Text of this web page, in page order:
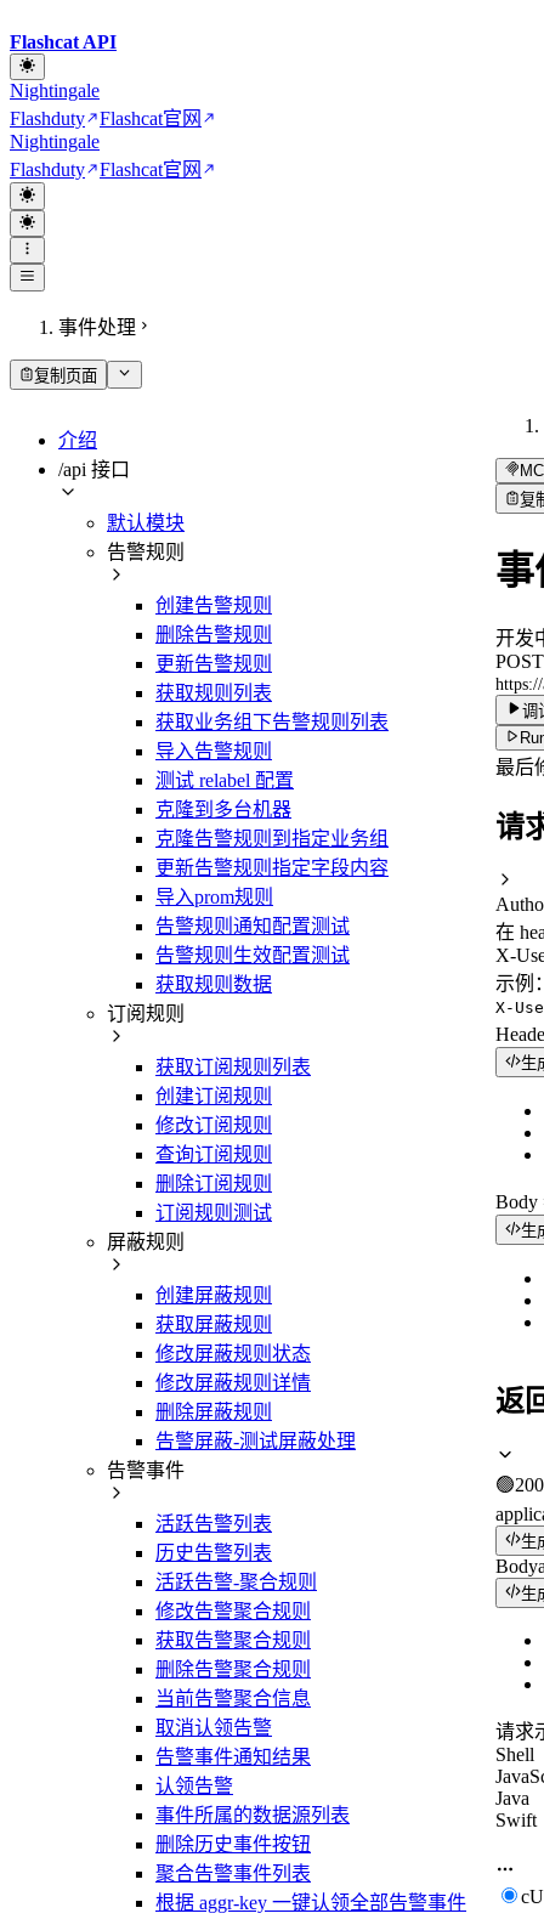
Flashcat API
Nightingale
Flashduty
Flashcat官网
Nightingale
Flashduty
Flashcat官网
事件处理
复制页面
介绍
/api 接口
默认模块
告警规则
创建告警规则
删除告警规则
更新告警规则
获取规则列表
获取业务组下告警规则列表
导入告警规则
测试 relabel 配置
克隆到多台机器
克隆告警规则到指定业务组
更新告警规则指定字段内容
导入prom规则
告警规则通知配置测试
告警规则生效配置测试
获取规则数据
订阅规则
获取订阅规则列表
创建订阅规则
修改订阅规则
查询订阅规则
删除订阅规则
订阅规则测试
屏蔽规则
创建屏蔽规则
获取屏蔽规则
修改屏蔽规则状态
修改屏蔽规则详情
删除屏蔽规则
告警屏蔽-测试屏蔽处理
告警事件
活跃告警列表
历史告警列表
活跃告警-聚合规则
修改告警聚合规则
获取告警聚合规则
删除告警聚合规则
当前告警聚合信息
取消认领告警
告警事件通知结果
认领告警
事件所属的数据源列表
删除历史事件按钮
聚合告警事件列表
根据 aggr-key 一键认领全部告警事件
复
事
开发
POST
调
最后
请
在
X-
示例
X-
生
Body
生
返
🟢200
生
Body
生
请求
Shell
Java
Swift